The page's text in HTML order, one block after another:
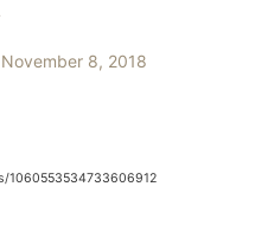
November 8, 2018
1060553534733606912